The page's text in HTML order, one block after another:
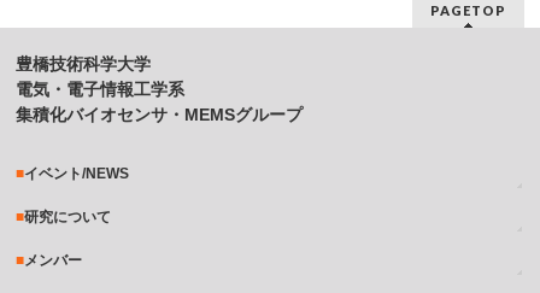
PAGETOP
豊橋技術科学大学
電気・電子情報工学系
集積化バイオセンサ・MEMSグループ
イベント/NEWS
研究について
メンバー